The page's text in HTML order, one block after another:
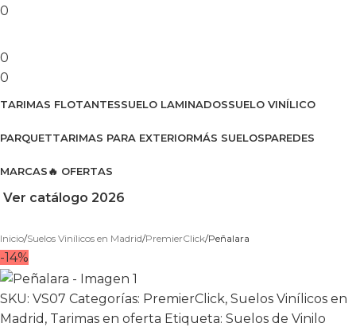
0
0
0
TARIMAS FLOTANTESSUELO LAMINADOSSUELO VINÍLICO
PARQUETTARIMAS PARA EXTERIORMÁS SUELOSPAREDES
MARCAS🔥 OFERTAS
Ver catálogo 2026
Inicio Suelos Vinílicos en Madrid PremierClick Peñalara
-14%
SKU: VS07 Categorías: PremierClick, Suelos Vinílicos en
Madrid , Tarimas en oferta Etiqueta: Suelos de Vinilo